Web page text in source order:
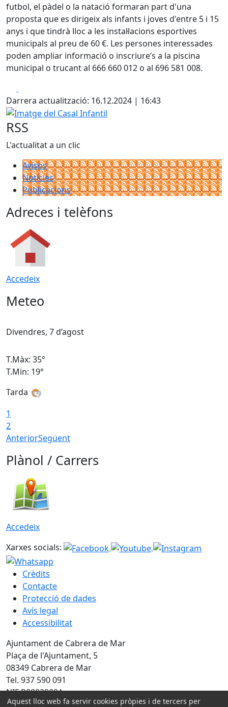
futbol, el pàdel o la natació formaran part d'una
proposta que es dirigeix als infants i joves d'entre 5 i 15
anys i que tindrà lloc a les instal·lacions esportives
municipals al preu de 60 €. Les persones interessades
poden ampliar informació o inscriure’s a la piscina
municipal o trucant al 666 660 012 o al 696 581 008.
Darrera actualització: 16.12.2024 | 16:43
Imatge del Casal Infantil
RSS
L'actualitat a un clic
Avisos
Notícies
Publicacions
Adreces i telèfons
Accedeix
Meteo
Divendres, 7 d’agost
T.Màx: 35°
T.Min: 19°
Tarda
1
2
AnteriorSegüent
Plànol / Carrers
Accedeix
Xarxes socials:
Crèdits
Contacte
Protecció de dades
Avís legal
Accessibilitat
Ajuntament de Cabrera de Mar
Plaça de l'Ajuntament, 5
08349 Cabrera de Mar
Tel. 937 590 091
NIF P0802900A
Aquest lloc web fa servir cookies pròpies i de tercers per